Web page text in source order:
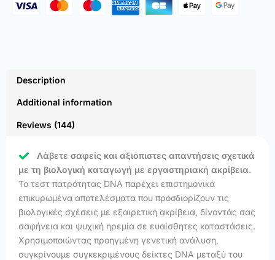
Description
Additional information
Reviews (144)
Λάβετε σαφείς και αξιόπιστες απαντήσεις σχετικά
με τη βιολογική καταγωγή με εργαστηριακή ακρίβεια.
Το τεστ πατρότητας DNA παρέχει επιστημονικά
επικυρωμένα αποτελέσματα που προσδιορίζουν τις
βιολογικές σχέσεις με εξαιρετική ακρίβεια, δίνοντάς σας
σαφήνεια και ψυχική ηρεμία σε ευαίσθητες καταστάσεις.
Χρησιμοποιώντας προηγμένη γενετική ανάλυση,
συγκρίνουμε συγκεκριμένους δείκτες DNA μεταξύ του